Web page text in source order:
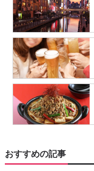
おすすめの記事